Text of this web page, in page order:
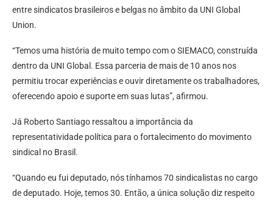
entre sindicatos brasileiros e belgas no âmbito da UNI Global
Union.
“Temos uma história de muito tempo com o SIEMACO, construída
dentro da UNI Global. Essa parceria de mais de 10 anos nos
permitiu trocar experiências e ouvir diretamente os trabalhadores,
oferecendo apoio e suporte em suas lutas”, afirmou.
Já Roberto Santiago ressaltou a importância da
representatividade política para o fortalecimento do movimento
sindical no Brasil.
“Quando eu fui deputado, nós tínhamos 70 sindicalistas no cargo
de deputado. Hoje, temos 30. Então, a única solução diz respeito